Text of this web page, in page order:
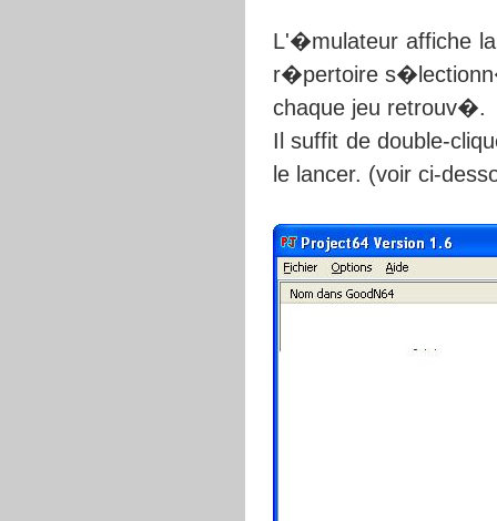
L'�mulateur affiche
r�pertoire
chaque jeu retrouv�.
Il suffit de double-
le lancer. (voir ci-